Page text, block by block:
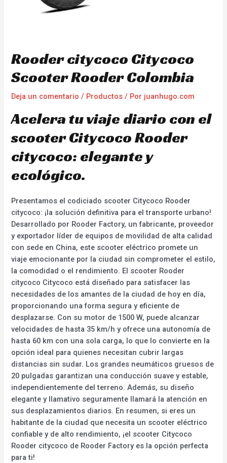
Rooder citycoco Citycoco
Scooter Rooder Colombia
Deja un comentario / Productos / Por juanhugo.com
Acelera tu viaje diario con el
scooter Citycoco Rooder
citycoco: elegante y
ecológico.
Presentamos el codiciado scooter Citycoco Rooder
citycoco: ¡la solución definitiva para el transporte urbano!
Desarrollado por Rooder Factory, un fabricante, proveedor
y exportador líder de equipos de movilidad de alta calidad
con sede en China, este scooter eléctrico promete un
viaje emocionante por la ciudad sin comprometer el estilo,
la comodidad o el rendimiento. El scooter Rooder
citycoco Citycoco está diseñado para satisfacer las
necesidades de los amantes de la ciudad de hoy en día,
proporcionando una forma segura y eficiente de
desplazarse. Con su motor de 1500 W, puede alcanzar
velocidades de hasta 35 km/h y ofrece una autonomía de
hasta 60 km con una sola carga, lo que lo convierte en la
opción ideal para quienes necesitan cubrir largas
distancias sin sudar. Los grandes neumáticos gruesos de
20 pulgadas garantizan una conducción suave y estable,
independientemente del terreno. Además, su diseño
elegante y llamativo seguramente llamará la atención en
sus desplazamientos diarios. En resumen, si eres un
habitante de la ciudad que necesita un scooter eléctrico
confiable y de alto rendimiento, ¡el scooter Citycoco
Rooder citycoco de Rooder Factory es la opción perfecta
para ti!